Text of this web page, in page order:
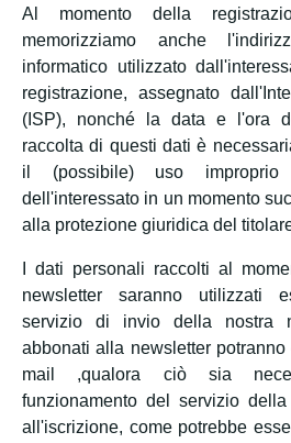
Al momento della
memorizziamo anche
informatico utilizzato
registrazione, assegnato
(ISP), nonché la data e l'ora
raccolta di questi dati è
il (possibile) uso improprio
dell'interessato in un momento
alla protezione giuridica del
I dati personali raccolti al
newsletter saranno utilizzati
servizio di invio della nostra
abbonati alla newsletter
mail ,qualora ciò sia
funzionamento del servizio
all'iscrizione, come potrebbe